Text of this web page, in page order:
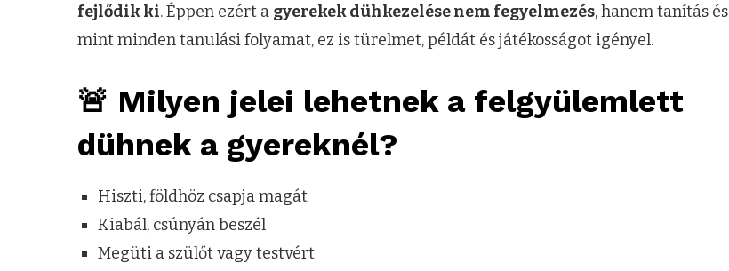
fejlődik ki. Éppen ezért a gyerekek dühkezelése nem fegyelmezés, hanem tanítás és
mint minden tanulási folyamat, ez is türelmet, példát és játékosságot igényel.
🚨 Milyen jelei lehetnek a felgyülemlett
dühnek a gyereknél?
Hiszti, földhöz csapja magát
Kiabál, csúnyán beszél
Megüti a szülőt vagy testvért